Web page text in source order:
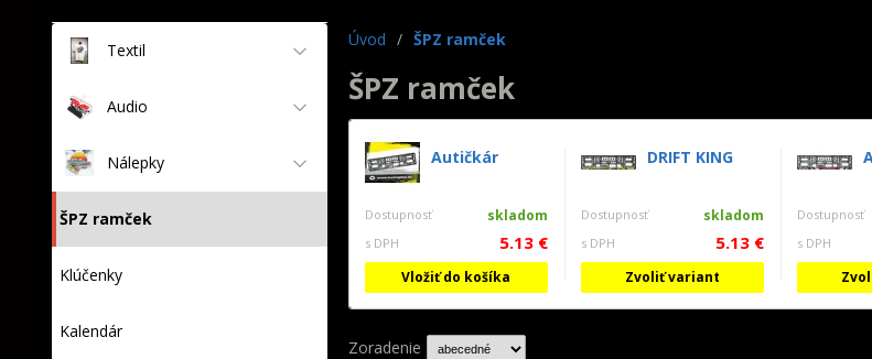
Textil
Audio
Nálepky
ŠPZ ramček
Klúčenky
Kalendár
Úvod / ŠPZ ramček
ŠPZ ramček
Autičkár
Dostupnosť skladom
s DPH 5.13 €
Vložiť do košíka
DRIFT KING
Dostupnosť skladom
s DPH 5.13 €
Zvoliť variant
Dostupnosť
s DPH
Zoradenie